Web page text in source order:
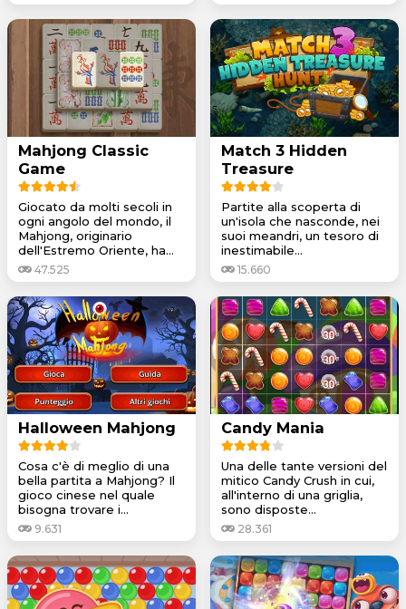
Mahjong Classic
Game
Giocato da molti secoli in
ogni angolo del mondo, il
Mahjong, originario
dell'Estremo Oriente, ha...
47.525
Match 3 Hidden
Treasure
Partite alla scoperta di
un'isola che nasconde, nei
suoi meandri, un tesoro di
inestimabile...
15.660
Halloween Mahjong
Cosa c'è di meglio di una
bella partita a Mahjong? Il
gioco cinese nel quale
bisogna trovare i...
9.631
Candy Mania
Una delle tante versioni del
mitico Candy Crush in cui,
all'interno di una griglia,
sono disposte...
28.361